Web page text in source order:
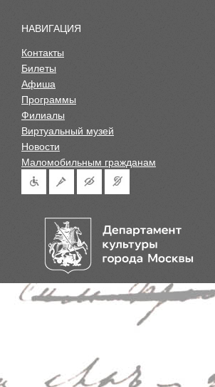
НАВИГАЦИЯ
Контакты
Билеты
Афиша
Программы
Филиалы
Виртуальный музей
Новости
Маломобильным гражданам